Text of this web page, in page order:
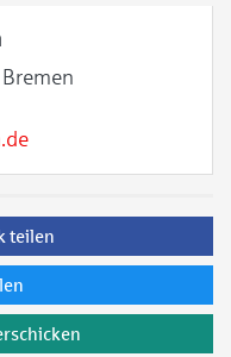
teilen